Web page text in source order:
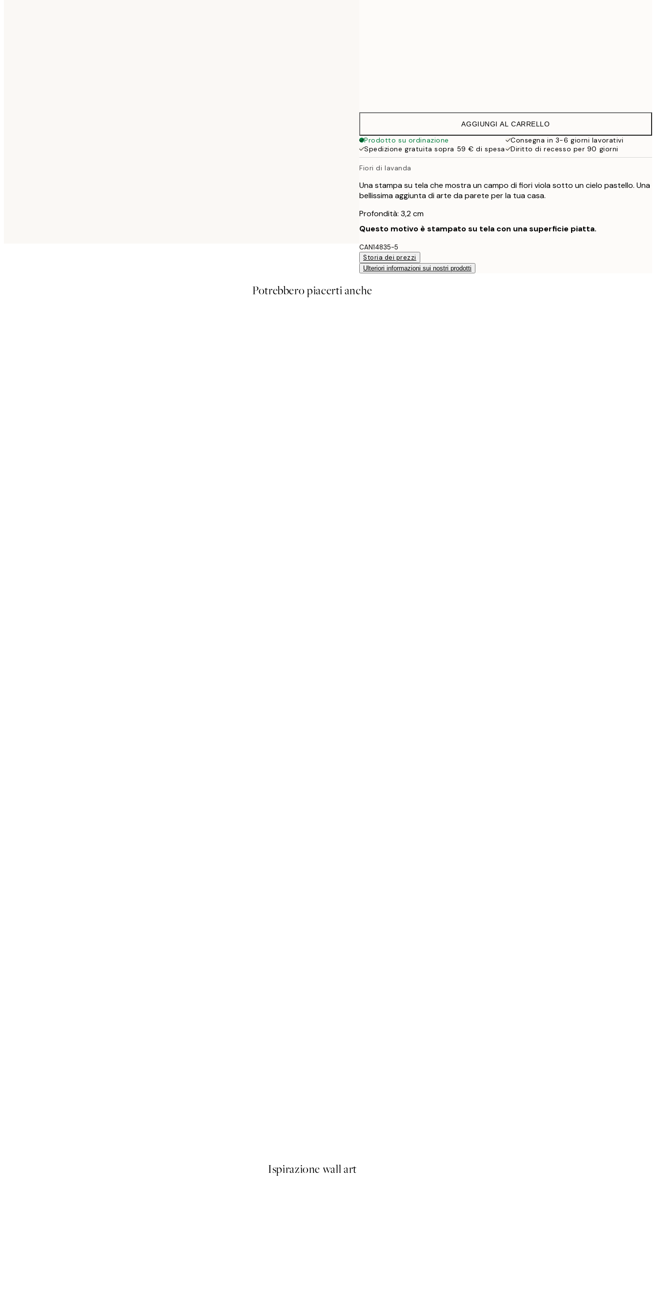
AGGIUNGI AL CARRELLO
Prodotto su ordinazione
Consegna in 3-6 giorni lavorativi
Spedizione gratuita sopra 59 € di spesa
Diritto di recesso per 90 giorni
Fiori di lavanda
Una stampa su tela che mostra un campo di fiori viola sotto un cielo pastello. Una
bellissima aggiunta di arte da parete per la tua casa.
Profondità: 3,2 cm
Questo motivo è stampato su tela con una superficie piatta.
CAN14835-5
Storia dei prezzi
Ulteriori informazioni sui nostri prodotti
Potrebbero piacerti anche
Ispirazione wall art